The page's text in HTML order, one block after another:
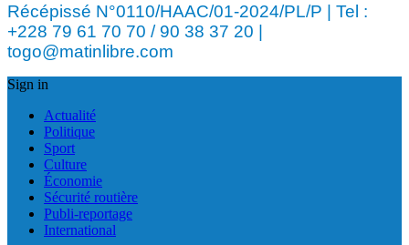
Récépissé N°0110/HAAC/01-2024/PL/P | Tel :
+228 79 61 70 70 / 90 38 37 20 |
togo@matinlibre.com
Sign in
Actualité
Politique
Sport
Culture
Économie
Sécurité routière
Publi-reportage
International